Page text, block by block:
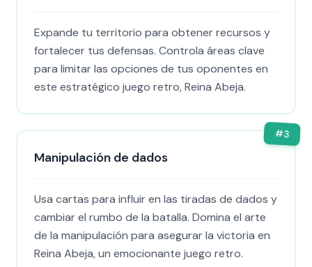
Expande tu territorio para obtener recursos y
fortalecer tus defensas. Controla áreas clave
para limitar las opciones de tus oponentes en
este estratégico juego retro, Reina Abeja.
#3
Manipulación de dados
Usa cartas para influir en las tiradas de dados y
cambiar el rumbo de la batalla. Domina el arte
de la manipulación para asegurar la victoria en
Reina Abeja, un emocionante juego retro.